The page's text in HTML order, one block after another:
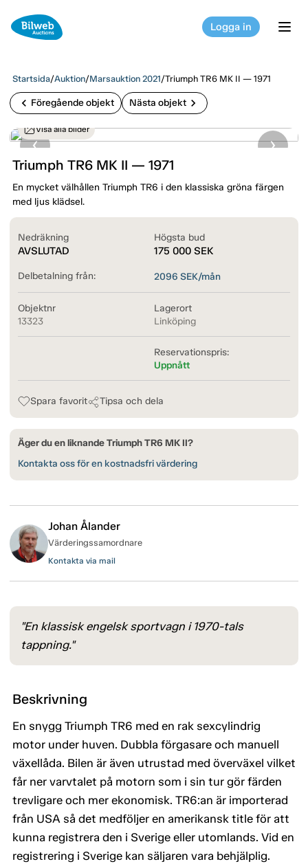
Logga in
Startsida/Auktion/Marsauktion 2021/Triumph TR6 MK II — 1971
chevron_left Föregående objekt Nästa objekt chevron_right
Visa alla bilder
Triumph TR6 MK II — 1971
En mycket välhållen Triumph TR6 i den klassiska gröna färgen
med ljus klädsel.
Nedräkning
AVSLUTAD
Högsta bud
175 000 SEK
Delbetalning från: 2096 SEK/mån
Objektnr
13323
Lagerort
Linköping
Reservationspris:
Uppnått
Spara favorit Tipsa och dela
Äger du en liknande Triumph TR6 MK II?
Kontakta oss för en kostnadsfri värdering
Johan Ålander
Värderingssamordnare
Kontakta via mail
"En klassisk engelsk sportvagn i 1970-tals
tappning."
Beskrivning
En snygg Triumph TR6 med en rak sexcylindrig
motor under huven. Dubbla förgasare och manuell
växellåda. Bilen är även utrustad med överväxel vilket
får ner varvtalet på motorn som i sin tur gör färden
trevligare och mer ekonomisk. TR6:an är importerad
från USA så det medföljer en amerikansk title för att
kunna registrera den i Sverige eller utomlands. Vid en
registrering i Sverige kan säljaren vara behjälplig.